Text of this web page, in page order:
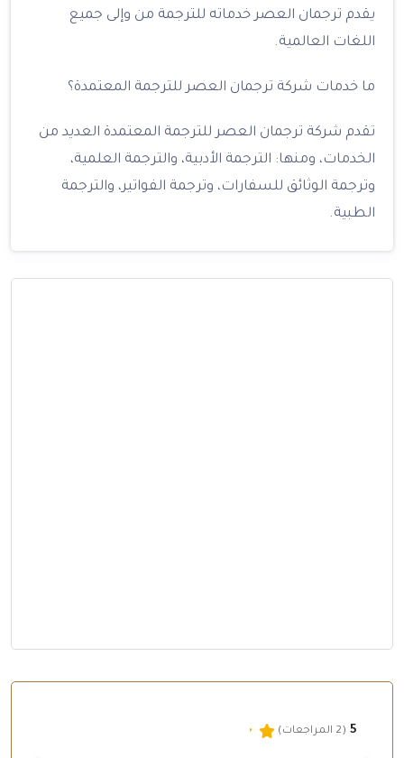
يقدم ترجمان العصر خدماته للترجمة من وإلى جميع
اللغات العالمية.
ما خدمات شركة ترجمان العصر للترجمة المعتمدة؟
تقدم شركة ترجمان العصر للترجمة المعتمدة العديد من
الخدمات، ومنها: الترجمة الأدبية، والترجمة العلمية،
وترجمة الوثائق للسفارات، وترجمة الفواتير، والترجمة
الطبية.
5 (2 المراجعات)